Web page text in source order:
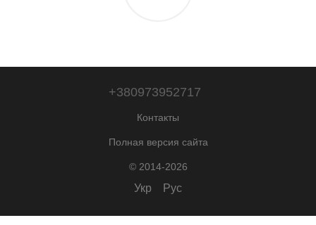
+380973952717
Контакты
Полная версия сайта
© 2014-2026
Укр Рус